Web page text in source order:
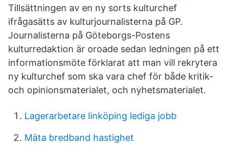
Tillsättningen av en ny sorts kulturchef
ifrågasätts av kulturjournalisterna på GP.
Journalisterna på Göteborgs-Postens
kulturredaktion är oroade sedan ledningen på ett
informationsmöte förklarat att man vill rekrytera
ny kulturchef som ska vara chef för både kritik-
och opinionsmaterialet, och nyhetsmaterialet.
Lagerarbetare linköping lediga jobb
Mäta bredband hastighet